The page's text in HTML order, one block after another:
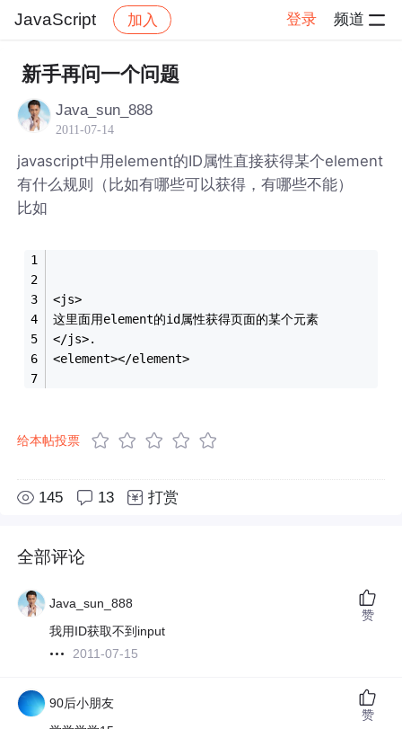
JavaScript 加入 登录 频道
社区 JavaScript 帖子详情
新手再问一个问题
Java_sun_888
2011-07-14
javascript中用element的ID属性直接获得某个element
有什么规则（比如有哪些可以获得，有哪些不能）
比如
<js>
这里面用element的id属性获得页面的某个元素
</js>.
<element></element>
给本帖投票
145 13 打赏
全部评论
Java_sun_888
我用ID获取不到input
2011-07-15
赞
90后小朋友
赞